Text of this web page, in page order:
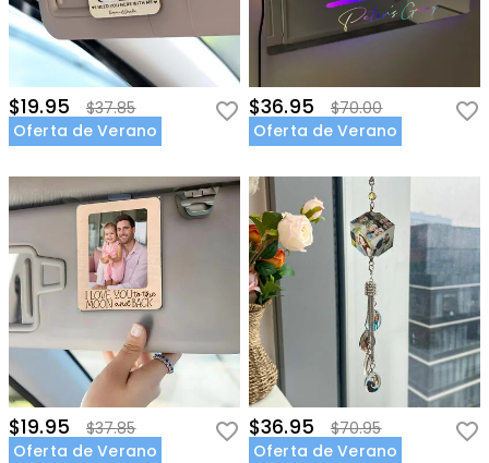
$19.95
$37.85
Oferta de Verano
$36.95
$70.00
Oferta de Verano
$19.95
$37.85
Oferta de Verano
$36.95
$70.95
Oferta de Verano